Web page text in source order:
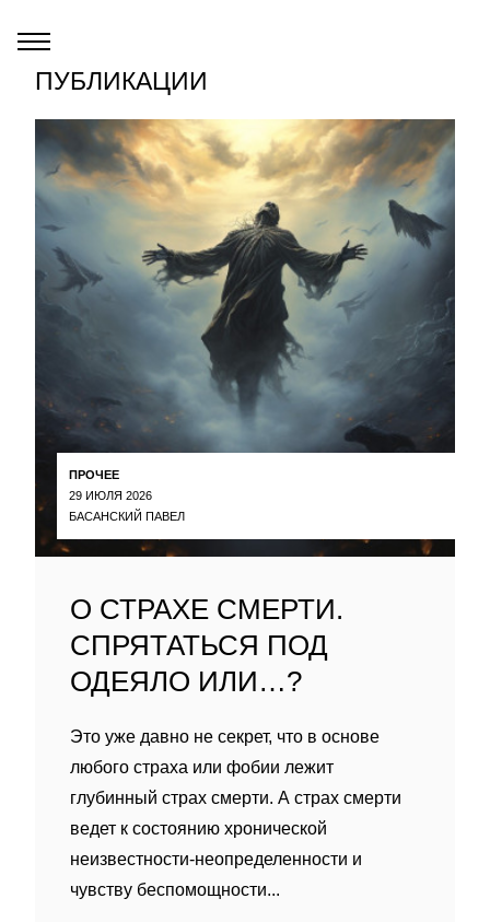
ПУБЛИКАЦИИ
ПРОЧЕЕ
29 ИЮЛЯ 2026
БАСАНСКИЙ ПАВЕЛ
О СТРАХЕ СМЕРТИ.
СПРЯТАТЬСЯ ПОД
ОДЕЯЛО ИЛИ…?
Это уже давно не секрет, что в основе
любого страха или фобии лежит
глубинный страх смерти. А страх смерти
ведет к состоянию хронической
неизвестности-неопределенности и
чувству беспомощности...